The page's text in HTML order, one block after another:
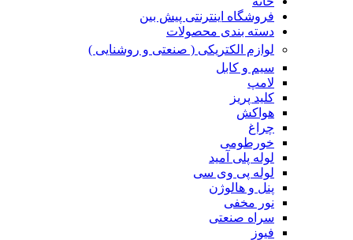
فروشگاه اینترنتی پیش بین
دسته بندی محصولات
لوازم الکتریکی ( صنعتی و روشنایی )
سیم و کابل
لامپ
کلید پریز
هواکش
چراغ
خورطومی
لوله پلی آمید
لوله پی وی سی
پنل و هالوژن
نور مخفی
سراه صنعتی
فیوز